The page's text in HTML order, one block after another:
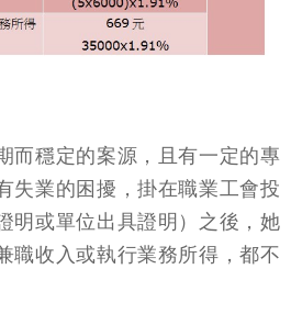
而穩定的案源，且有一定的專
失業的困擾，掛在職業工會投
明或單位出具證明）之後，她
職收入或執行業務所得，都不